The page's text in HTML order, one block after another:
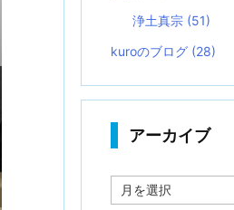
浄土真宗 (51)
kuroのブログ (28)
アーカイブ
ー